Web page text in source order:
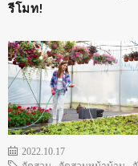
รีโมท!
2022.10.17